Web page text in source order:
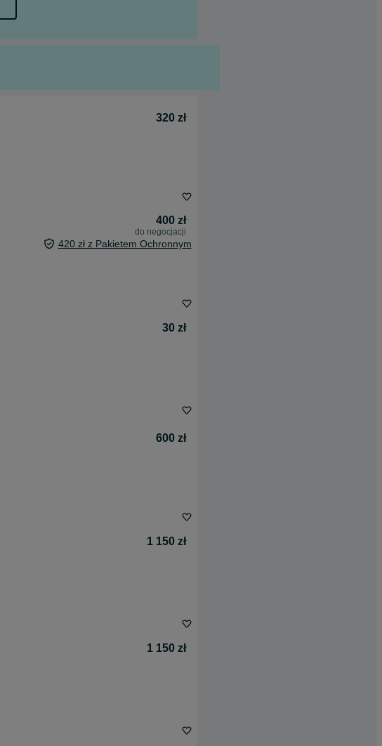
320 zł
400 zł
do negocjacji
420 zł z Pakietem Ochronnym
30 zł
600 zł
1 150 zł
1 150 zł